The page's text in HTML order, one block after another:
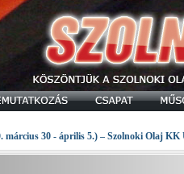
március 30 - április 5.) – Szolnoki Olaj KK